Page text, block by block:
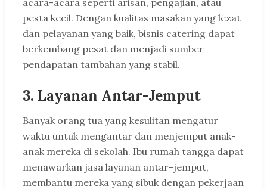
pesta kecil. Dengan kualitas masakan yang lezat
dan pelayanan yang baik, bisnis catering dapat
berkembang pesat dan menjadi sumber
pendapatan tambahan yang stabil.
3. Layanan Antar-Jemput
Banyak orang tua yang kesulitan mengatur
waktu untuk mengantar dan menjemput anak-
anak mereka di sekolah. Ibu rumah tangga dapat
menawarkan jasa layanan antar-jemput,
membantu mereka yang sibuk dengan pekerjaan